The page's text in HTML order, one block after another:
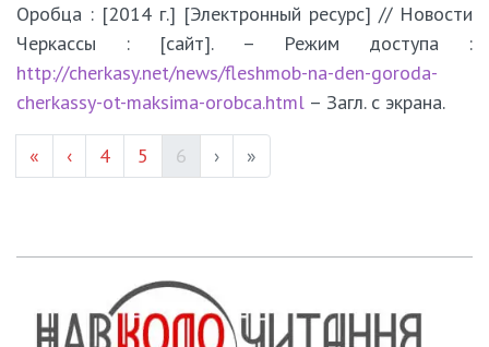
Оробца : [2014 г.] [Электронный ресурс] // Новости
Черкассы : [сайт]. – Режим доступа :
http://cherkasy.net/news/fleshmob-na-den-goroda-
cherkassy-ot-maksima-orobca.html – Загл. с экрана.
« ‹ Page #
4 Page #
5 (current)
6 › »